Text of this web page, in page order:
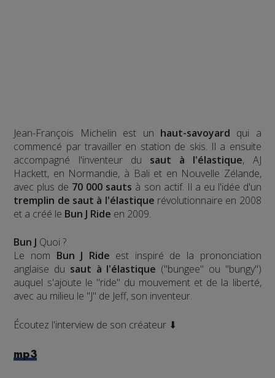
Jean-François Michelin est un haut-savoyard qui a
commencé par travailler en station de skis. Il a ensuite
accompagné l'inventeur du saut à l'élastique, AJ
Hackett, en Normandie, à Bali et en Nouvelle Zélande,
avec plus de 70 000 sauts à son actif. Il a eu l'idée d'un
tremplin de saut à l'élastique révolutionnaire en 2008
et a créé le Bun J Ride en 2009.
Bun J Quoi ?
Le nom Bun J Ride est inspiré de la prononciation
anglaise du saut à l'élastique ("bungee" ou "bungy")
auquel s'ajoute le "ride" du mouvement et de la liberté,
avec au milieu le "J" de Jeff, son inventeur.
Écoutez l'interview de son créateur ⬇
mp3